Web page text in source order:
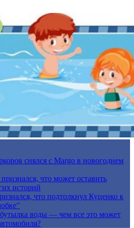
снялся с Margo в новогоднем
что может оставить
историй
что подтолкнул Куценко к
воды — чем все это может